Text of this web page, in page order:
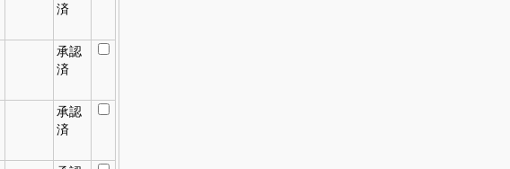
済
承認
済
承認
済